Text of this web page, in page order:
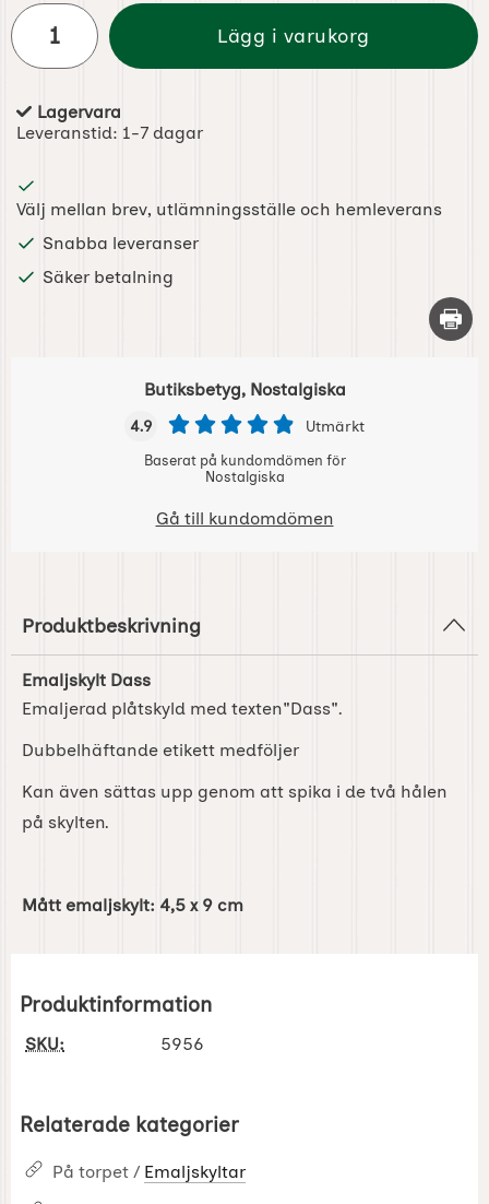
antal
Lägg i varukorg
Tillgänglighet:
Lagervara
Leveranstid: 1-7 dagar
Välj mellan brev, utlämningsställe och hemleverans
Snabba leveranser
Säker betalning
Skriv
Butiksbetyg, Nostalgiska
4.9 Utmärkt
Baserat på kundomdömen för
Nostalgiska
Gå till kundomdömen
Produktbeskrivning
Emaljskylt Dass
Emaljerad plåtskyld med texten"Dass".
Dubbelhäftande etikett medföljer
Kan även sättas upp genom att spika i de två hålen
på skylten.
Mått emaljskylt: 4,5 x 9 cm
Produktinformation
SKU: 5956
Relaterade kategorier
På torpet / Emaljskyltar